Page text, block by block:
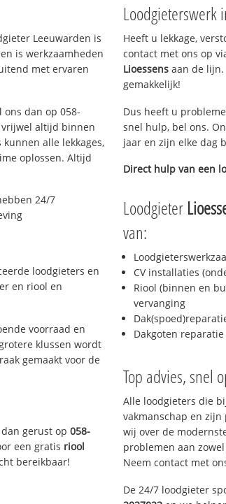
Leeuwarden is
is werkzaamheden
met ervaren
dan op 058-
vrijwel altijd binnen
alle lekkages,
oplossen. Altijd
24/7
loodgieters en
en riool en
voorraad en
klussen wordt
gemaakt voor de
dan gerust op058-
een gratis riool
bereikbaar!
Loodgieterswerk
Heeft u lekkage,
contact met ons op
Lioessens aan de
gemakkelijk!
Dus heeft u
snel hulp, bel ons.
jaar en zijn elke dag
Direct hulp van een
Loodgieter
van:
CV installaties
Riool (binnen en
vervanging
Dakgoten
Top advies, snel
Alle loodgieters die
vakmanschap en zijn
wij over de
problemen aan
Neem contact met
De 24/7 loodgieter